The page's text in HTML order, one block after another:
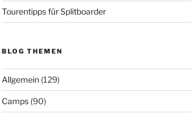
Tourentipps für Splitboarder
BLOG THEMEN
Allgemein(129)
Camps(90)